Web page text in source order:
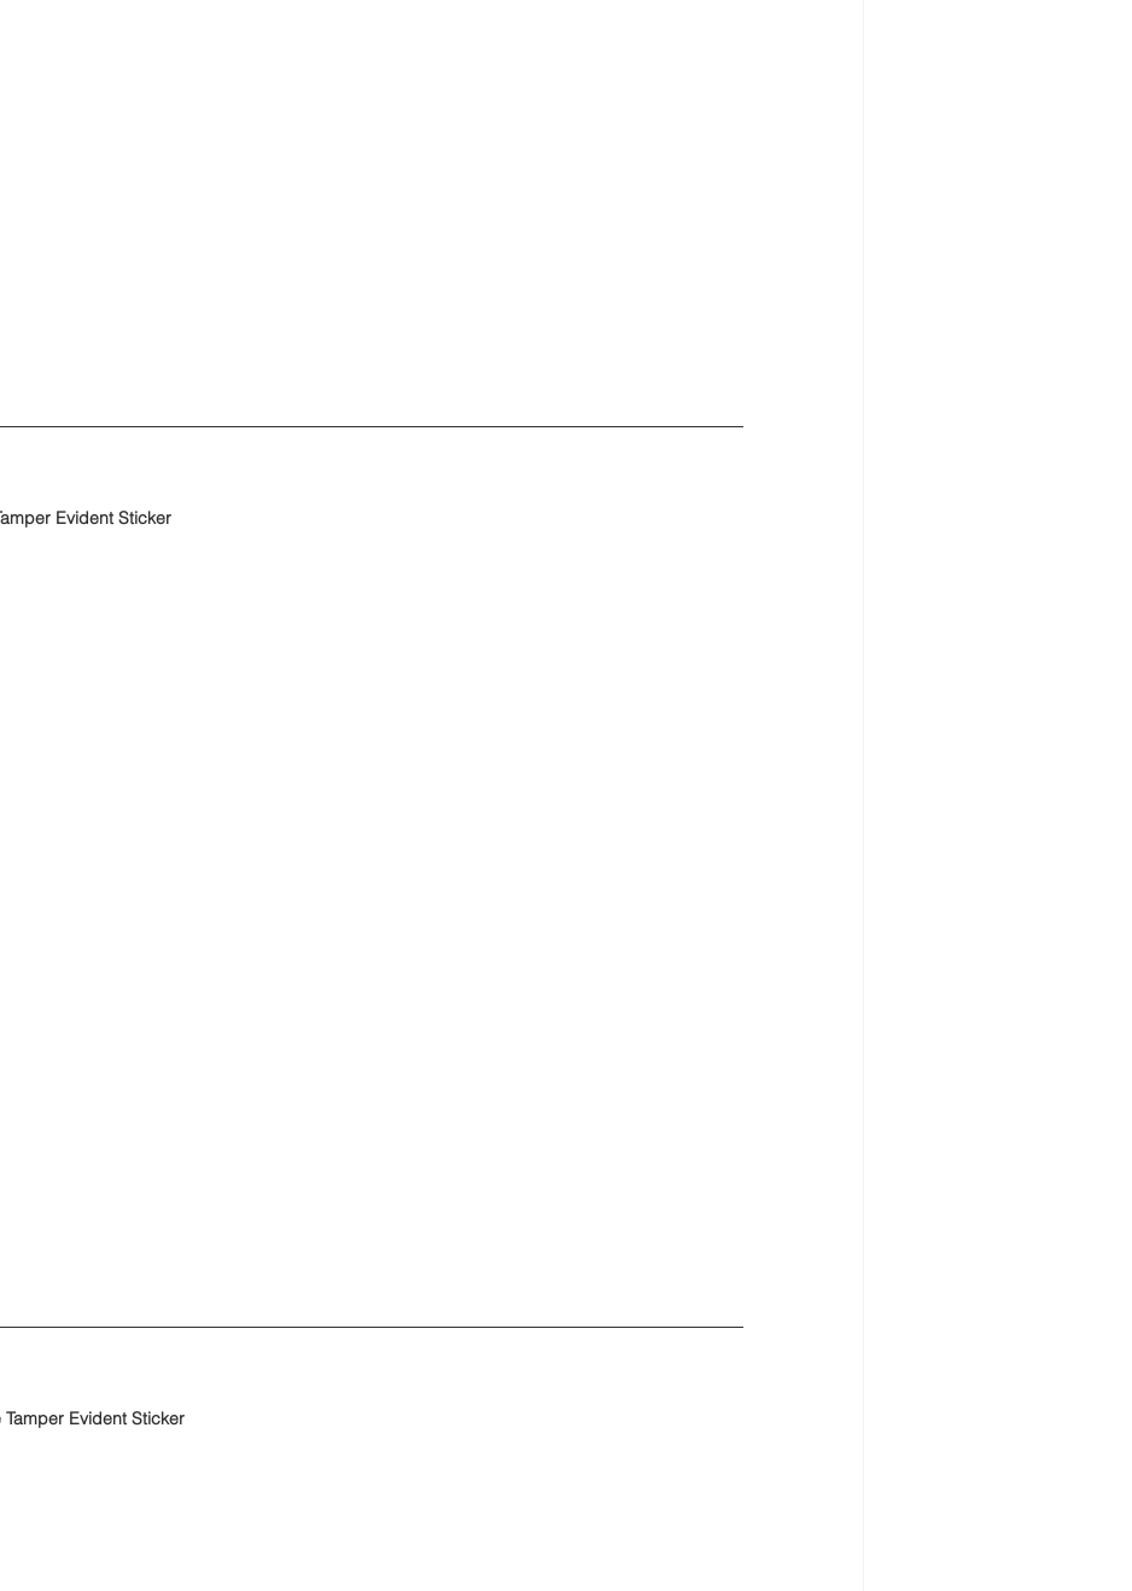
Evident Sticker
Tamper Evident Sticker